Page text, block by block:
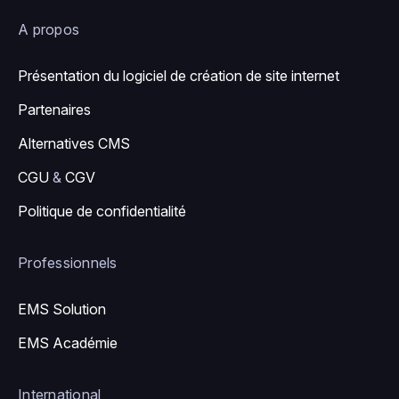
A propos
Présentation du logiciel de création de site internet
Partenaires
Alternatives CMS
CGU & CGV
Politique de confidentialité
Professionnels
EMS Solution
EMS Académie
International